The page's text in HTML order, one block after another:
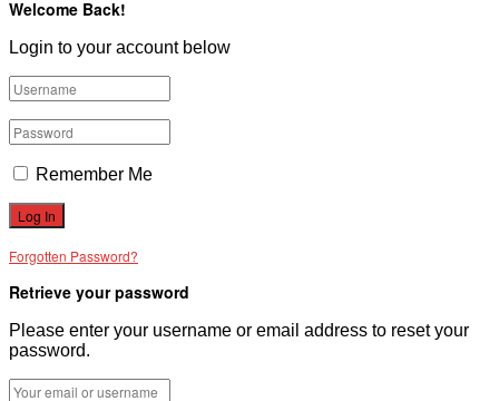
Welcome Back!
Login to your account below
Remember Me
Forgotten Password?
Retrieve your password
Please enter your username or email address to reset your
password.